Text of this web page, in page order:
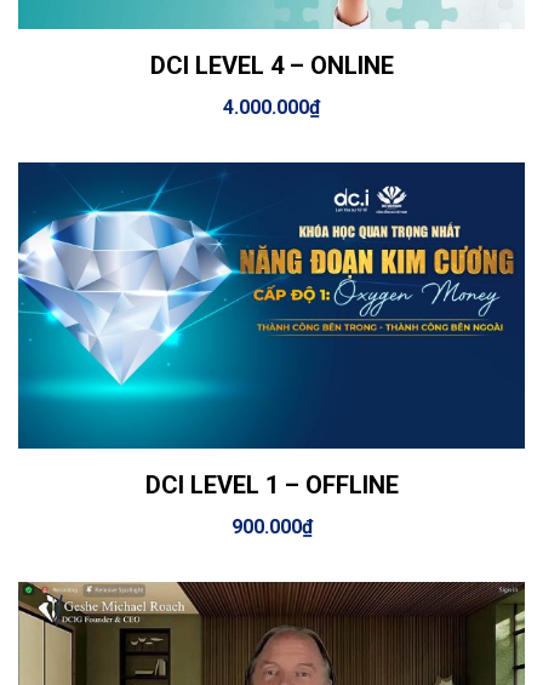
View Details Thêm vào giỏ hàng
DCI LEVEL 4 – ONLINE
4.000.000₫
View Details Thêm vào giỏ hàng
DCI LEVEL 1 – OFFLINE
900.000₫